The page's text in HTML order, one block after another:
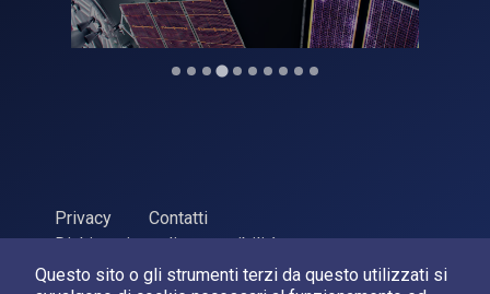
Questo sito o gli strumenti terzi da questo utilizzati si
Privacy
Contatti
Dichiarazione di accessibilità
ASI Agenzia Spaziale Italiana, 2026. P.Iva 03638121008